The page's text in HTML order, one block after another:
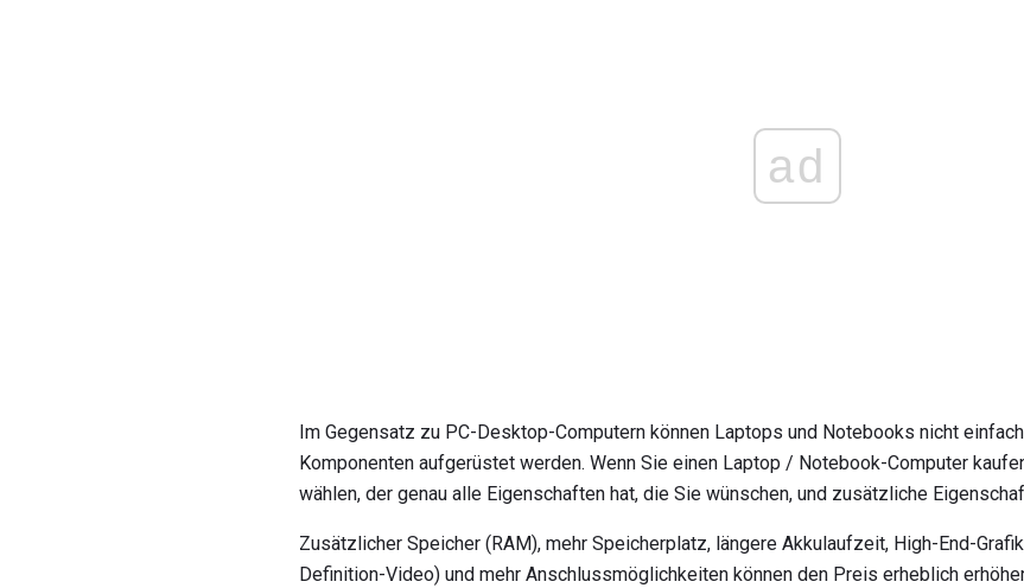
ad
Im Gegensatz zu PC-Desktop-Computern können Laptops und Notebooks nicht
Komponenten aufgerüstet werden. Wenn Sie einen Laptop / Notebook-Computer
wählen, der genau alle Eigenschaften hat, die Sie wünschen, und zusätzliche
Zusätzlicher Speicher (RAM), mehr Speicherplatz, längere Akkulaufzeit, High-End-
Definition-Video) und mehr Anschlussmöglichkeiten können den Preis erheblich